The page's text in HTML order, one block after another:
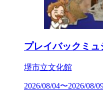
プレイバックミュ
堺市立文化館
2026/08/04〜2026/08/